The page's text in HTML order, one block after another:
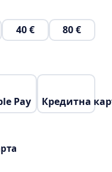
40 € 80 €
Pay Кредитна